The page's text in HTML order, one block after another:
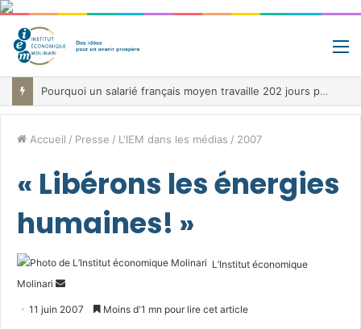
Pourquoi un salarié français moyen travaille 202 jours par an pour financer impôts et cotisations, un record dans toute l’Union européenne
Accueil / Presse / L'IEM dans les médias / 2007
« Libérons les énergies
humaines! »
L’Institut économique
Molinari
Envoyer
11 juin 2007 Moins d'1 mn pour lire cet article